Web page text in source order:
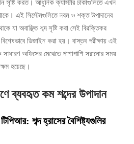
সৃষ্টি করত। আধুনিক ক্যাস্টার চাকাগুলিতে এখন
এই সিস্টেমগুলিতে নরম ও শক্ত উপাদানের
যা অবাঞ্ছিত শব্দ সৃষ্টি করা সেই বিরক্তিকর
ডিজাইন করা হয়। বাস্তব পরীক্ষায় এই
অফিসের মেঝেতে পাশাপাশি সরানোর সময়
হয়েছে।
ব্যবহৃত কম শব্দের উপাদান
শব্দ হ্রাসের বৈশিষ্ট্যগুলির